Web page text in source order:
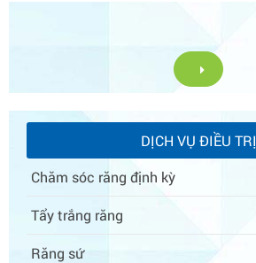
DỊCH VỤ ĐIỀU TRỊ
Chăm sóc răng định kỳ
Tẩy trắng răng
Răng sứ